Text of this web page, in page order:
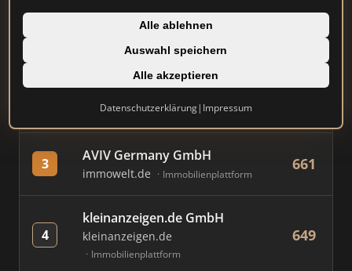
Alle ablehnen
Auswahl speichern
Alle akzeptieren
Datenschutzerklärung| Impressum
1 immobilienscout24.de
Immobilienplattform
755
2
KUBIKOM Immobilien GmbH
Solingen
kubikom.de Einzelner Makler
667
3 AVIV Germany GmbH
immowelt.de Immobilienplattform
661
4
kleinanzeigen.de GmbH
kleinanzeigen.de
Immobilienplattform
649